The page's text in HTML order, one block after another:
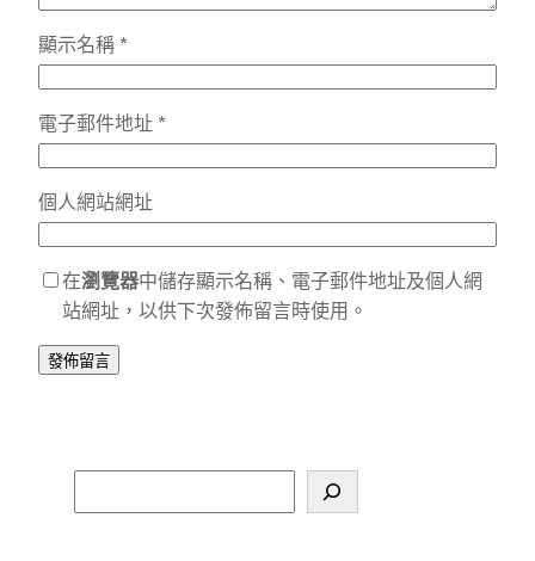
顯示名稱 *
電子郵件地址 *
個人網站網址
在瀏覽器中儲存顯示名稱、電子郵件地址及個人網
站網址，以供下次發佈留言時使用。
e